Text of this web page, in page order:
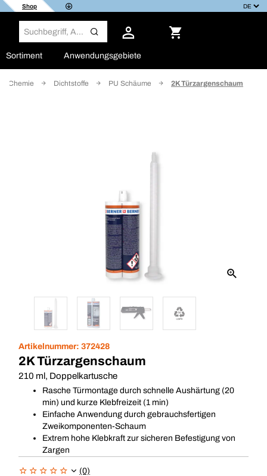
Shop
Sortiment Anwendungsgebiete
Chemie Dichtstoffe PU Schäume 2K Türzargenschaum
Artikelnummer: 372428
2K Türzargenschaum
210 ml, Doppelkartusche
Rasche Türmontage durch schnelle Aushärtung (20
min) und kurze Klebfreizeit (1 min)
Einfache Anwendung durch gebrauchsfertigen
Zweikomponenten-Schaum
Extrem hohe Klebkraft zur sicheren Befestigung von
Zargen
(0)